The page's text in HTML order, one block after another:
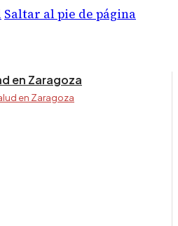
Saltar al pie de página
en Zaragoza
en Zaragoza